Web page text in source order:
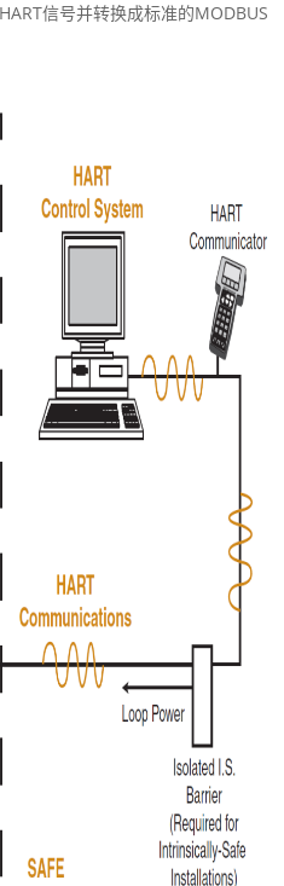
信号并转换成标准的MODBUS